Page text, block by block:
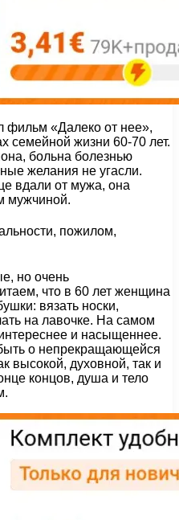
фильм «Далеко от нее»,
семейной жизни 60-70 лет.
больна болезнью
желания не угасли.
вдали от мужа, она
мужчиной.
но очень
что в 60 лет женщина
вязать носки,
на лавочке. На самом
и насыщеннее.
о непрекращающейся
высокой, духовной, так и
концов, душа и тело